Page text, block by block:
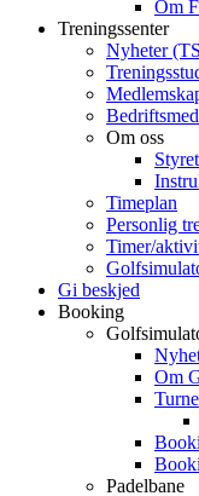
Om
Treningssenter
Nyheter
Om oss
Styret
Timeplan
Personlig
Timer/
Gi beskjed
Booking
Om
Padelbane